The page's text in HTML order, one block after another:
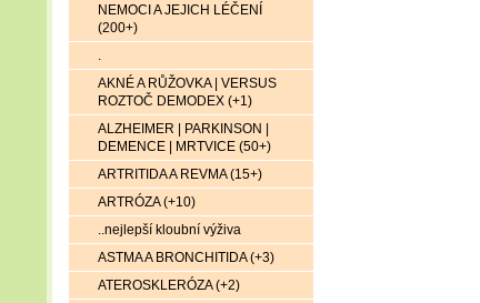
NEMOCI A JEJICH LÉČENÍ
(200+)
.
AKNÉ A RŮŽOVKA | VERSUS
ROZTOČ DEMODEX (+1)
ALZHEIMER | PARKINSON |
DEMENCE | MRTVICE (50+)
ARTRITIDA A REVMA (15+)
ARTRÓZA (+10)
..nejlepší kloubní výživa
ASTMA A BRONCHITIDA (+3)
ATEROSKLERÓZA (+2)